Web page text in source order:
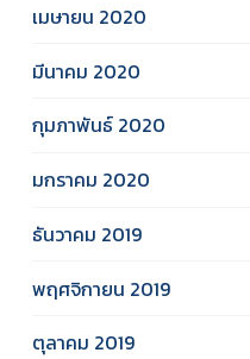
เมษายน 2020
มีนาคม 2020
กุมภาพันธ์ 2020
มกราคม 2020
ธันวาคม 2019
พฤศจิกายน 2019
ตุลาคม 2019